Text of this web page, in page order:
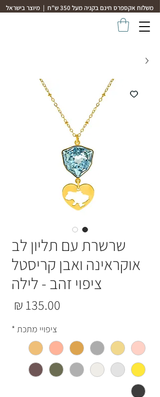
משלוח אקספרס חינם בקניה מעל 350 ש"ח | מיוצר בישראל
שרשרת עם תליון לב
אוקראינה ואבן קריסטל
ציפוי זהב - לילה
ציפויי מתכת *